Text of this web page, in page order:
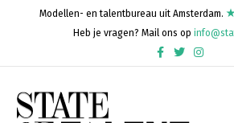
Modellen- en talentbureau uit Amsterdam.
Heb je vragen? Mail ons op
FacebookTwitterInstagram